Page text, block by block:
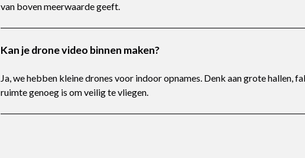
van boven meerwaarde geeft.
Kan je drone video binnen maken?
Ja, we hebben kleine drones voor indoor opnames. Denk aan grote hallen,
ruimte genoeg is om veilig te vliegen.